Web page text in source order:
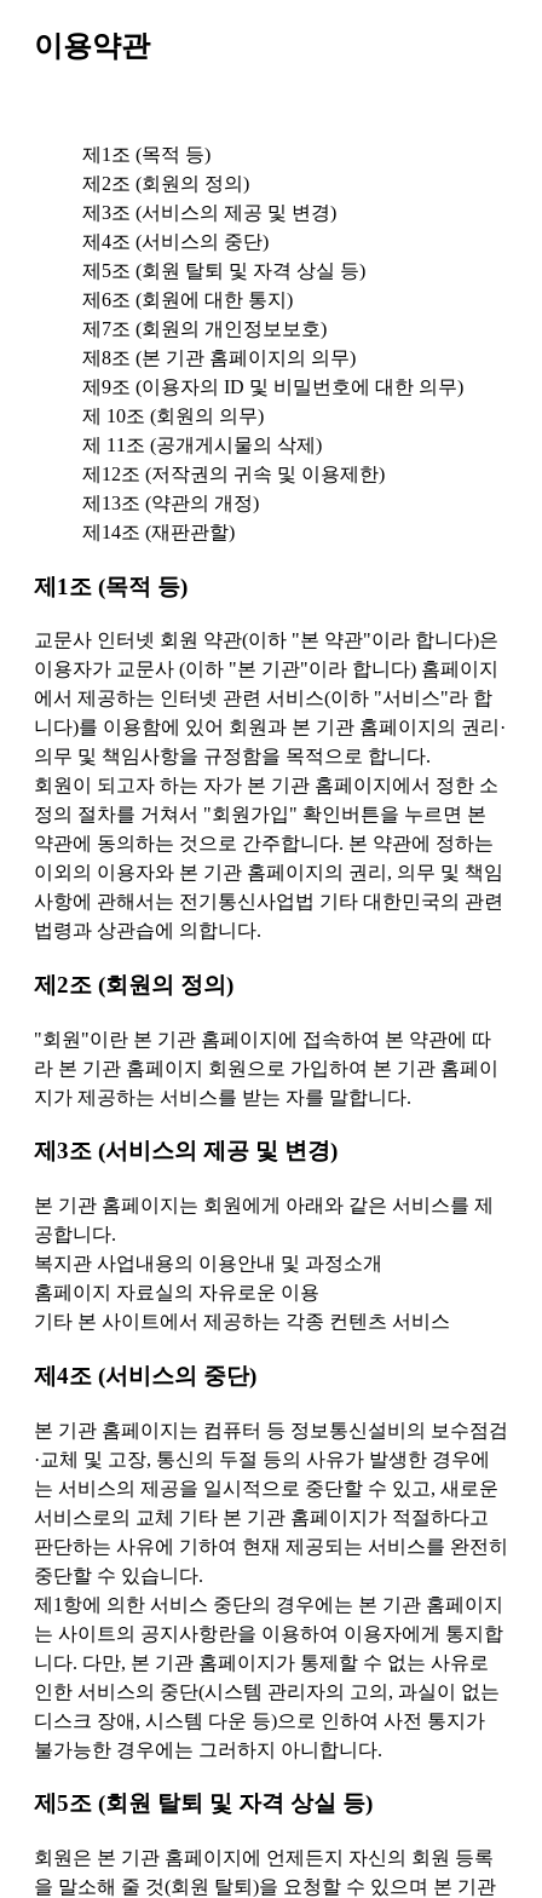
이용약관
제1조 (목적 등)
제2조 (회원의 정의)
제3조 (서비스의 제공 및 변경)
제4조 (서비스의 중단)
제5조 (회원 탈퇴 및 자격 상실 등)
제6조 (회원에 대한 통지)
제7조 (회원의 개인정보보호)
제8조 (본 기관 홈페이지의 의무)
제9조 (이용자의 ID 및 비밀번호에 대한 의무)
제 10조 (회원의 의무)
제 11조 (공개게시물의 삭제)
제12조 (저작권의 귀속 및 이용제한)
제13조 (약관의 개정)
제14조 (재판관할)
제1조 (목적 등)
교문사 인터넷 회원 약관(이하 "본 약관"이라 합니다)은
이용자가 교문사 (이하 "본 기관"이라 합니다) 홈페이지
에서 제공하는 인터넷 관련 서비스(이하 "서비스"라 합
니다)를 이용함에 있어 회원과 본 기관 홈페이지의 권리·
의무 및 책임사항을 규정함을 목적으로 합니다.
회원이 되고자 하는 자가 본 기관 홈페이지에서 정한 소
정의 절차를 거쳐서 "회원가입" 확인버튼을 누르면 본
약관에 동의하는 것으로 간주합니다. 본 약관에 정하는
이외의 이용자와 본 기관 홈페이지의 권리, 의무 및 책임
사항에 관해서는 전기통신사업법 기타 대한민국의 관련
법령과 상관습에 의합니다.
제2조 (회원의 정의)
"회원"이란 본 기관 홈페이지에 접속하여 본 약관에 따
라 본 기관 홈페이지 회원으로 가입하여 본 기관 홈페이
지가 제공하는 서비스를 받는 자를 말합니다.
제3조 (서비스의 제공 및 변경)
본 기관 홈페이지는 회원에게 아래와 같은 서비스를 제
공합니다.
복지관 사업내용의 이용안내 및 과정소개
홈페이지 자료실의 자유로운 이용
기타 본 사이트에서 제공하는 각종 컨텐츠 서비스
제4조 (서비스의 중단)
본 기관 홈페이지는 컴퓨터 등 정보통신설비의 보수점검
·교체 및 고장, 통신의 두절 등의 사유가 발생한 경우에
는 서비스의 제공을 일시적으로 중단할 수 있고, 새로운
서비스로의 교체 기타 본 기관 홈페이지가 적절하다고
판단하는 사유에 기하여 현재 제공되는 서비스를 완전히
중단할 수 있습니다.
제1항에 의한 서비스 중단의 경우에는 본 기관 홈페이지
는 사이트의 공지사항란을 이용하여 이용자에게 통지합
니다. 다만, 본 기관 홈페이지가 통제할 수 없는 사유로
인한 서비스의 중단(시스템 관리자의 고의, 과실이 없는
디스크 장애, 시스템 다운 등)으로 인하여 사전 통지가
불가능한 경우에는 그러하지 아니합니다.
제5조 (회원 탈퇴 및 자격 상실 등)
회원은 본 기관 홈페이지에 언제든지 자신의 회원 등록
을 말소해 줄 것(회원 탈퇴)을 요청할 수 있으며 본 기관